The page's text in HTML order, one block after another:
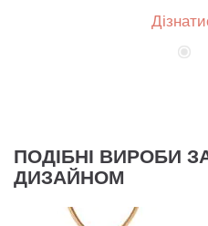
ПОДІБНІ ВИРОБИ
ДИЗАЙНОМ